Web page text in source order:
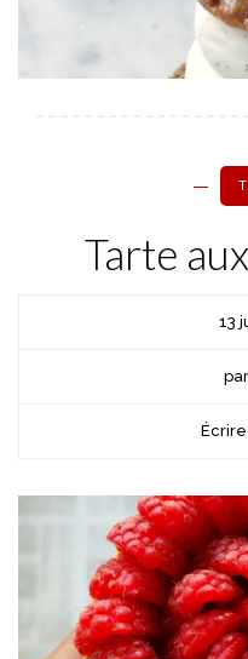
Tarte
13